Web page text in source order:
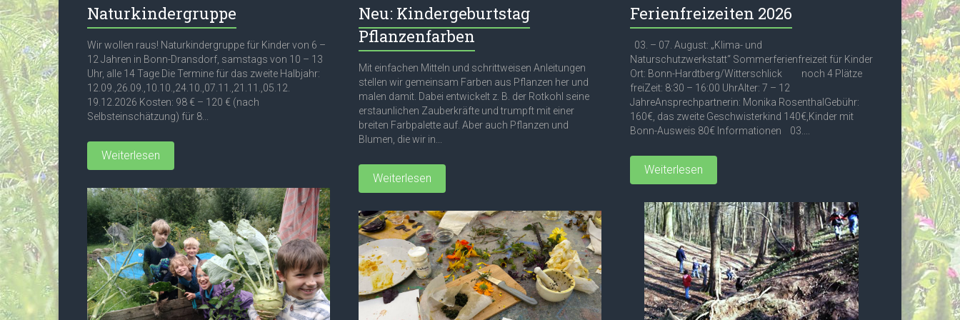
Naturkindergruppe
Wir wollen raus! Naturkindergruppe für Kinder von 6 –
12 Jahren in Bonn-Dransdorf, samstags von 10 – 13
Uhr, alle 14 Tage Die Termine für das zweite Halbjahr:
12.09.,26.09.,10.10.,24.10.,07.11.,21.11.,05.12.
19.12.2026 Kosten: 98 € – 120 € (nach
Selbsteinschätzung) für 8...
Weiterlesen
Neu: Kindergeburtstag
Pflanzenfarben
Mit einfachen Mitteln und schrittweisen Anleitungen
stellen wir gemeinsam Farben aus Pflanzen her und
malen damit. Dabei entwickelt z. B. der Rotkohl seine
erstaunlichen Zauberkräfte und trumpft mit einer
breiten Farbpalette auf. Aber auch Pflanzen und
Blumen, die wir in...
Weiterlesen
Ferienfreizeiten 2026
03. – 07. August: „Klima- und
Naturschutzwerkstatt“ Sommerferienfreizeit für Kinder
Ort: Bonn-Hardtberg/Witterschlick noch 4 Plätze
freiZeit: 8:30 – 16:00 UhrAlter: 7 – 12
JahreAnsprechpartnerin: Monika RosenthalGebühr:
160€, das zweite Geschwisterkind 140€,Kinder mit
Bonn-Ausweis 80€ Informationen 03....
Weiterlesen